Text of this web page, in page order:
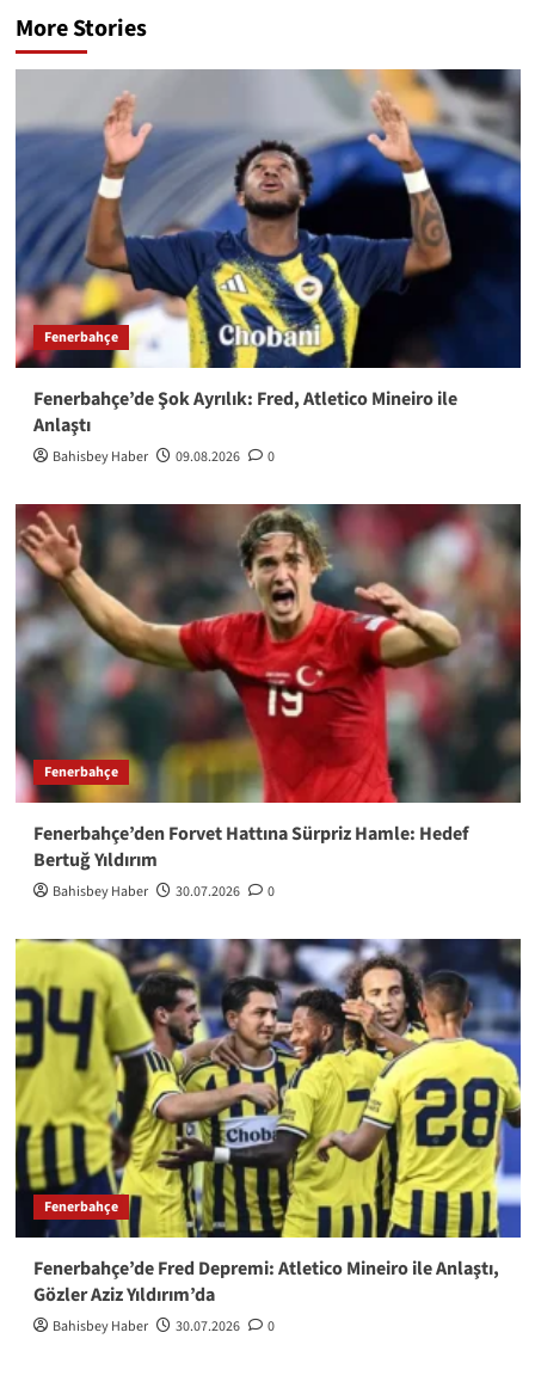
More Stories
Fenerbahçe
Fenerbahçe’de Şok Ayrılık: Fred, Atletico Mineiro ile
Anlaştı
Bahisbey Haber 09.08.2026 0
Fenerbahçe
Fenerbahçe’den Forvet Hattına Sürpriz Hamle: Hedef
Bertuğ Yıldırım
Bahisbey Haber 30.07.2026 0
Fenerbahçe
Fenerbahçe’de Fred Depremi: Atletico Mineiro ile Anlaştı,
Gözler Aziz Yıldırım’da
Bahisbey Haber 30.07.2026 0